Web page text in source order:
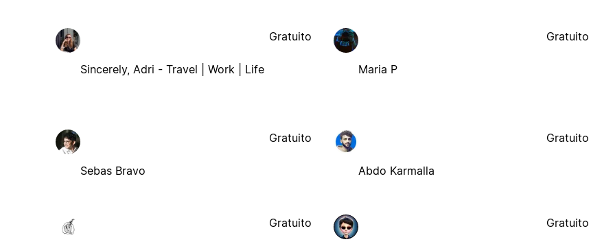
Sincerely, Adri - Travel | Work | Life
Gratuito
Maria P
Gratuito
Sebas Bravo
Gratuito
Abdo Karmalla
Gratuito
Gratuito Gratuito